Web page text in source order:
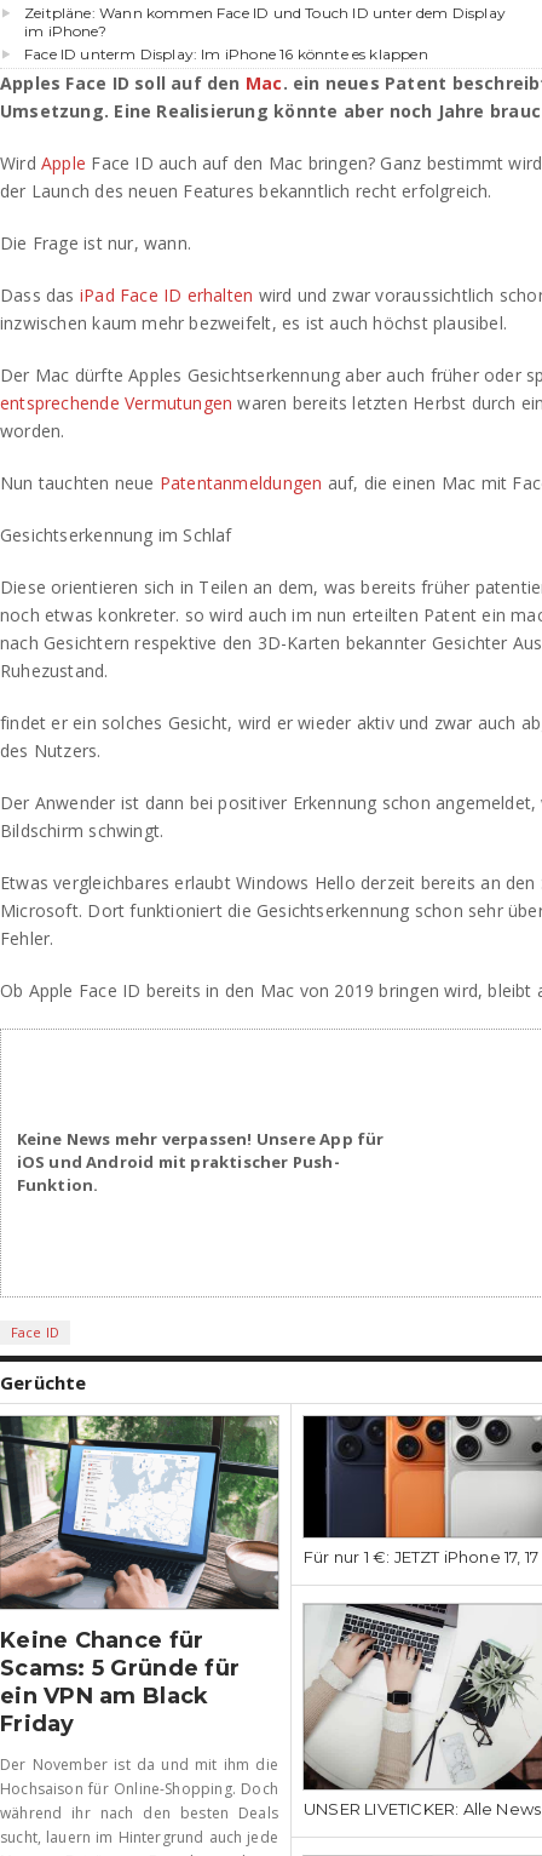
Zeitpläne: Wann kommen Face ID und Touch ID unter dem Display
im iPhone?
Face ID unterm Display: Im iPhone 16 könnte es klappen
Apples Face ID soll auf den Mac. ein neues Patent
Umsetzung. Eine Realisierung könnte aber noch Jahre
WirdApple Face ID auch auf den Mac bringen? Ganz bestimmt
der Launch des neuen Features bekanntlich recht erfolgreich.
Die Frage ist nur, wann.
Dass das iPad Face ID erhalten wird und zwar voraussichtlich
inzwischen kaum mehr bezweifelt, es ist auch höchst plausibel.
Der Mac dürfte Apples Gesichtserkennung aber auch früher oder
entsprechende Vermutungen waren bereits letzten Herbst durch
worden.
Nun tauchten neue Patentanmeldungen auf, die einen Mac mit
Gesichtserkennung im Schlaf
Diese orientieren sich in Teilen an dem, was bereits früher
noch etwas konkreter. so wird auch im nun erteilten Patent ein
nach Gesichtern respektive den 3D-Karten bekannter Gesichter
Ruhezustand.
findet er ein solches Gesicht, wird er wieder aktiv und zwar auch
des Nutzers.
Der Anwender ist dann bei positiver Erkennung schon
Bildschirm schwingt.
Etwas vergleichbares erlaubt Windows Hello derzeit bereits an den
Microsoft. Dort funktioniert die Gesichtserkennung schon sehr
Fehler.
Ob Apple Face ID bereits in den Mac von 2019 bringen wird, bleibt
Keine News mehr verpassen! Unsere App für
iOS und Android mit praktischer Push-
Funktion.
Face ID
Gerüchte
Keine Chance für
Scams: 5 Gründe für
ein VPN am Black
Friday
Der November ist da und mit ihm die
Hochsaison für Online-Shopping. Doch
während ihr nach den besten Deals
sucht, lauern im Hintergrund auch jede
Für nur 1 €: JETZT iPhone 17,
UNSER LIVETICKER: Alle